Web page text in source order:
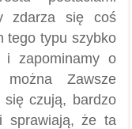
zdarza się coś
tego typu szybko
i zapominamy o
Zawsze
czują, bardzo
sprawiają, że ta